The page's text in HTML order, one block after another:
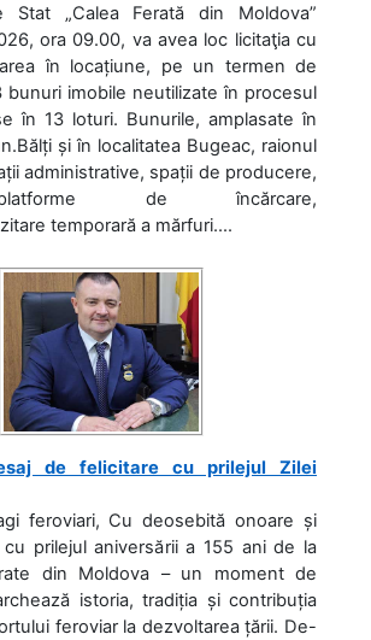
Stat „Calea Ferată din Moldova”
ora 09.00, va avea loc licitaţia cu
în locațiune, pe un termen de
bunuri imobile neutilizate în procesul
în 13 loturi. Bunurile, amplasate în
și în localitatea Bugeac, raionul
administrative, spații de producere,
de încărcare,
temporară a mărfuri....
de felicitare cu prilejul Zilei
feroviari, Cu deosebită onoare și
prilejul aniversării a 155 ani de la
din Moldova – un moment de
istoria, tradiția și contribuția
feroviar la dezvoltarea țării. De-